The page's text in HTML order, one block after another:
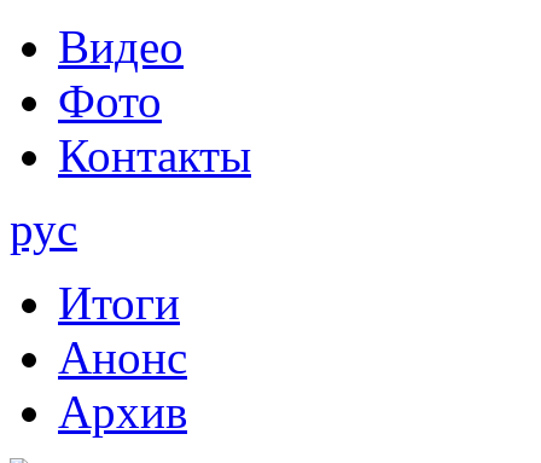
Видео
Фото
Контакты
рус
Итоги
Анонс
Архив